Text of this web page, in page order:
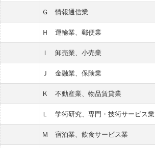
Ｇ 情報通信業
Ｈ 運輸業、郵便業
Ｉ 卸売業、小売業
Ｊ 金融業、保険業
Ｋ 不動産業、物品賃貸業
Ｌ 学術研究、専門・技術サービス業
Ｍ 宿泊業、飲食サービス業